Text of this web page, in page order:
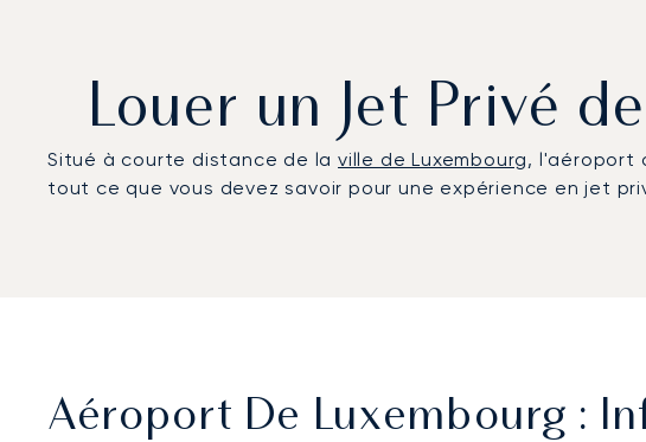
Louer un Jet Privé
Situé à courte distance de laville de Luxembourg, l'aéroport
tout ce que vous devez savoir pour une expérience en jet
Aéroport De Luxembourg :